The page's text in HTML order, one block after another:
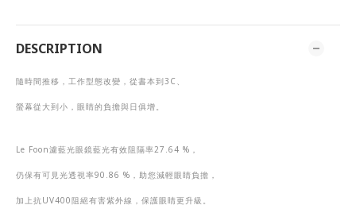
DESCRIPTION
隨時間推移，工作型態改變，從書本到3C 、
螢幕從大到小，眼睛的負擔與日俱增。
Le Foon濾藍光眼鏡藍光有效阻隔率27.64 % ，
仍保有可見光透視率90.86 % ，助您減輕眼睛負擔，
加上抗UV400阻絕有害紫外線，保護眼睛更升級。